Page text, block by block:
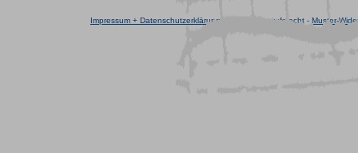
Impressum + Datenschutzerklärung Widerrufsrecht - Muster-